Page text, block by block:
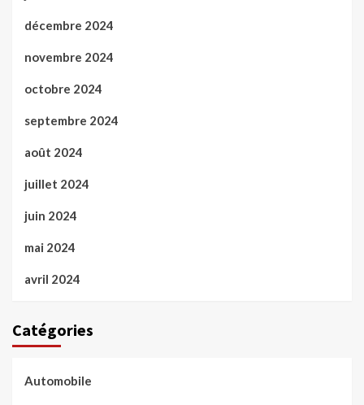
décembre 2024
novembre 2024
octobre 2024
septembre 2024
août 2024
juillet 2024
juin 2024
mai 2024
avril 2024
Catégories
Automobile